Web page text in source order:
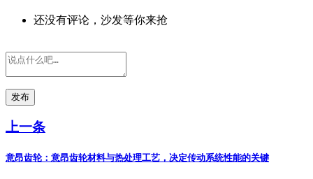
还没有评论，沙发等你来抢
发布
上一条
意昂齿轮：意昂齿轮材料与热处理工艺，决定传动系统性能的关键